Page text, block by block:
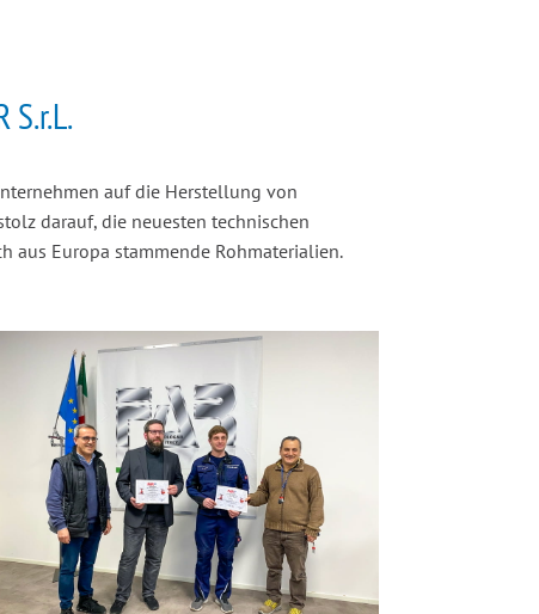
auf die Herstellung von
darauf, die neuesten technischen
aus Europa stammende Rohmaterialien.